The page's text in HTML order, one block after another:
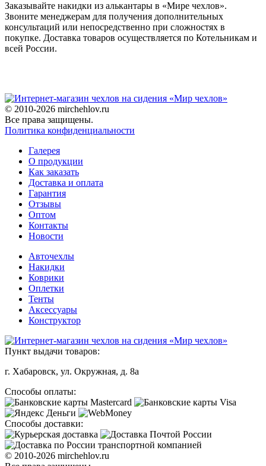
Заказывайте накидки из алькантары в «Мире чехлов».
Звоните менеджерам для получения дополнительных
консультаций или непосредственно при сложностях в
покупке. Доставка товаров осуществляется по Котельникам и
всей России.
© 2010-2026 mirchehlov.ru
Все права защищены.
Политика конфиденциальности
Галерея
О продукции
Как заказать
Доставка и оплата
Гарантия
Отзывы
Оптом
Контакты
Новости
Авточехлы
Накидки
Коврики
Оплетки
Тенты
Аксессуары
Конструктор
Пункт выдачи товаров:
г. Хабаровск, ул. Окружная, д. 8а
Способы оплаты:
Способы доставки:
© 2010-2026 mirchehlov.ru